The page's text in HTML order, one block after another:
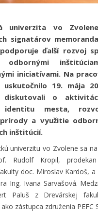
univerzita vo
signatárov
podporuje ďalší rozvoj
odbornými
iniciatívami. Na
19. mája
o
identitu mesta,
a využitie
inštitúcií.
univerzitu vo Zvolene sa
Rudolf Kropil,
doc. Miroslav Kardoš,
Ing. Ivana Sarvašová.
Paluš z Drevárskej
zástupca združenia PEFC